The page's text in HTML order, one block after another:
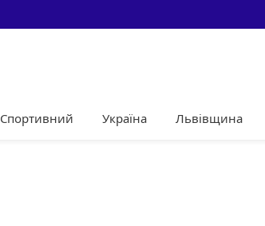
Спортивний Україна Львівщина